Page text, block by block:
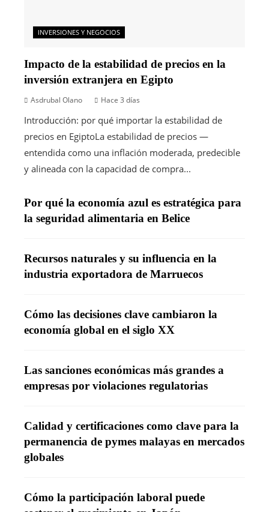
INVERSIONES Y NEGOCIOS
Impacto de la estabilidad de precios en la
inversión extranjera en Egipto
Asdrubal Olano Hace 3 días
Introducción: por qué importar la estabilidad de
precios en EgiptoLa estabilidad de precios —
entendida como una inflación moderada, predecible
y alineada con la capacidad de compra...
Por qué la economía azul es estratégica para
la seguridad alimentaria en Belice
Recursos naturales y su influencia en la
industria exportadora de Marruecos
Cómo las decisiones clave cambiaron la
economía global en el siglo XX
Las sanciones económicas más grandes a
empresas por violaciones regulatorias
Calidad y certificaciones como clave para la
permanencia de pymes malayas en mercados
globales
Cómo la participación laboral puede